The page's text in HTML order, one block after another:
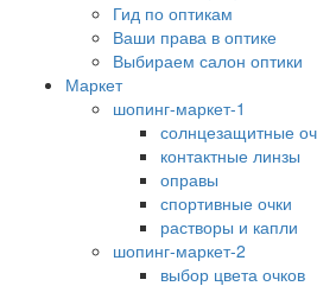
Гид по оптикам
Ваши права в оптике
Выбираем салон оптики
Маркет
шопинг-маркет-1
солнцезащитные
контактные линзы
оправы
спортивные очки
растворы и капли
шопинг-маркет-2
выбор цвета очков